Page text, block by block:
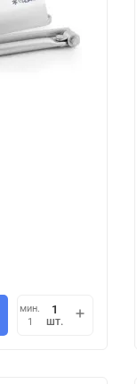
мин.
1
шт.